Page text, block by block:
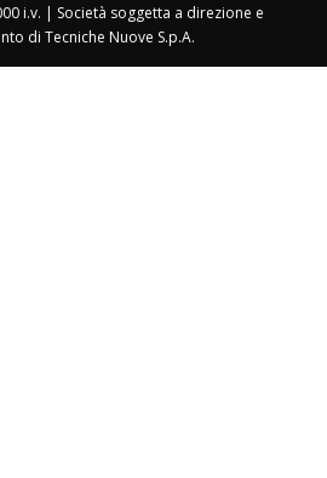
i.v. | Società soggetta a direzione e
di Tecniche Nuove S.p.A.